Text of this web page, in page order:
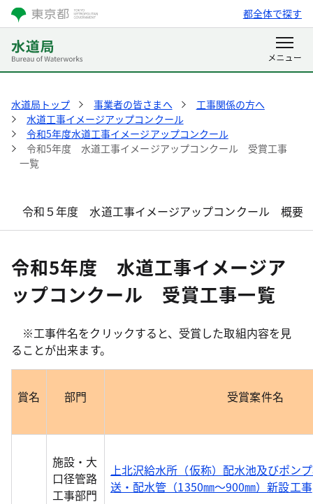
都全体で探す
水道局トップ 事業者の皆さまへ
工事関係の方へ
水道工事イメージアップコンクール
令和5年度水道工事イメージアップコンクール
令和5年度 水道工事イメージアップコンクール 受賞工事
一覧
令和５年度 水道工事イメージアップコンクール 概要
令和5年度 水道工事イメージア
ップコンクール 受賞工事一覧
※工事件名をクリックすると、受賞した取組内容を見
ることが出来ます。
賞名 部門 受賞案件名
施設・大
口径管路
工事部門
上北沢給水所（仮称）配水池及びポン
送・配水管（1350㎜～900㎜）新設工事